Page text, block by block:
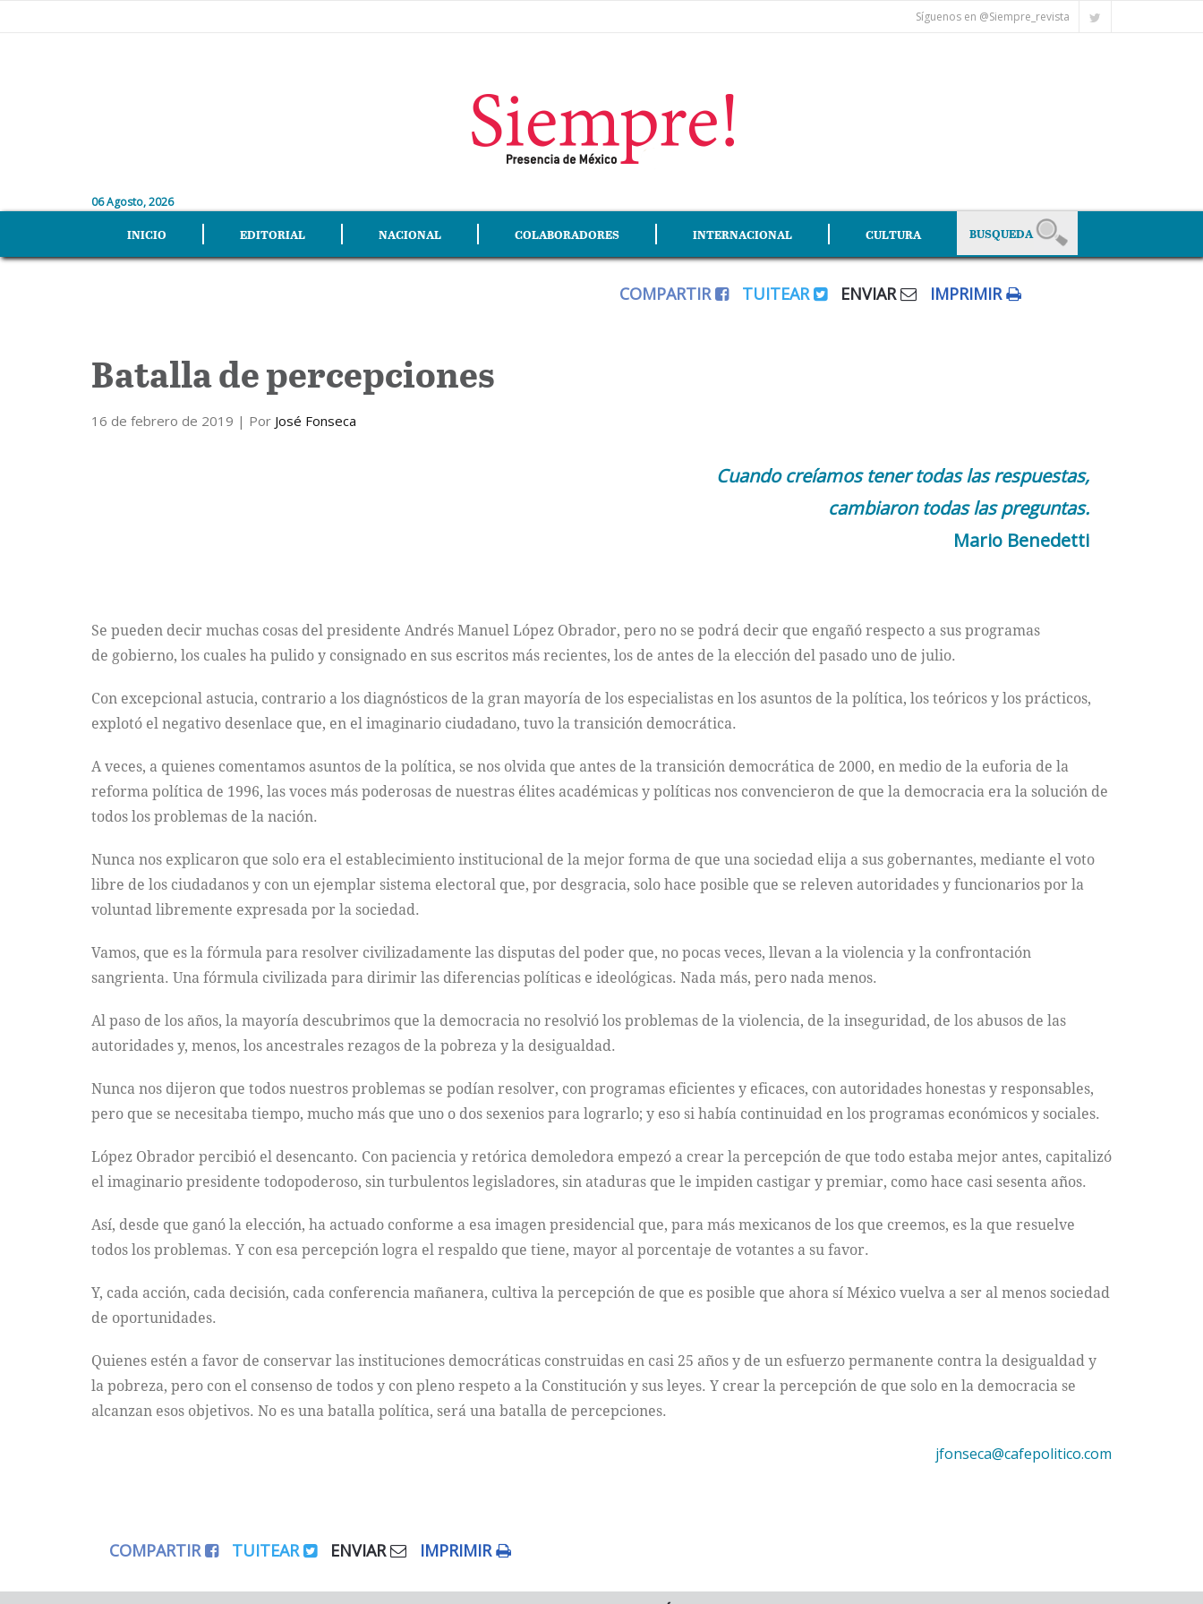
Síguenos en @Siempre_revista
06 Agosto, 2026
INICIO EDITORIAL NACIONAL COLABORADORES INTERNACIONAL CULTURA
COMPARTIR TUITEAR ENVIAR IMPRIMIR
Batalla de percepciones
16 de febrero de 2019 | Por José Fonseca
Cuando creíamos tener todas las respuestas,
cambiaron todas las preguntas.
Mario Benedetti
Se pueden decir muchas cosas del presidente Andrés Manuel López Obrador, pero no se podrá decir que engañó respecto a sus programas
de gobierno, los cuales ha pulido y consignado en sus escritos más recientes, los de antes de la elección del pasado uno de julio.
Con excepcional astucia, contrario a los diagnósticos de la gran mayoría de los especialistas en los asuntos de la política, los teóricos y los prácticos,
explotó el negativo desenlace que, en el imaginario ciudadano, tuvo la transición democrática.
A veces, a quienes comentamos asuntos de la política, se nos olvida que antes de la transición democrática de 2000, en medio de la euforia de la
reforma política de 1996, las voces más poderosas de nuestras élites académicas y políticas nos convencieron de que la democracia era la solución de
todos los problemas de la nación.
Nunca nos explicaron que solo era el establecimiento institucional de la mejor forma de que una sociedad elija a sus gobernantes, mediante el voto
libre de los ciudadanos y con un ejemplar sistema electoral que, por desgracia, solo hace posible que se releven autoridades y funcionarios por la
voluntad libremente expresada por la sociedad.
Vamos, que es la fórmula para resolver civilizadamente las disputas del poder que, no pocas veces, llevan a la violencia y la confrontación
sangrienta. Una fórmula civilizada para dirimir las diferencias políticas e ideológicas. Nada más, pero nada menos.
Al paso de los años, la mayoría descubrimos que la democracia no resolvió los problemas de la violencia, de la inseguridad, de los abusos de las
autoridades y, menos, los ancestrales rezagos de la pobreza y la desigualdad.
Nunca nos dijeron que todos nuestros problemas se podían resolver, con programas eficientes y eficaces, con autoridades honestas y responsables,
pero que se necesitaba tiempo, mucho más que uno o dos sexenios para lograrlo; y eso si había continuidad en los programas económicos y sociales.
López Obrador percibió el desencanto. Con paciencia y retórica demoledora empezó a crear la percepción de que todo estaba mejor antes, capitalizó
el imaginario presidente todopoderoso, sin turbulentos legisladores, sin ataduras que le impiden castigar y premiar, como hace casi sesenta años.
Así, desde que ganó la elección, ha actuado conforme a esa imagen presidencial que, para más mexicanos de los que creemos, es la que resuelve
todos los problemas. Y con esa percepción logra el respaldo que tiene, mayor al porcentaje de votantes a su favor.
Y, cada acción, cada decisión, cada conferencia mañanera, cultiva la percepción de que es posible que ahora sí México vuelva a ser al menos sociedad
de oportunidades.
Quienes estén a favor de conservar las instituciones democráticas construidas en casi 25 años y de un esfuerzo permanente contra la desigualdad y
la pobreza, pero con el consenso de todos y con pleno respeto a la Constitución y sus leyes. Y crear la percepción de que solo en la democracia se
alcanzan esos objetivos. No es una batalla política, será una batalla de percepciones.
jfonseca@cafepolitico.com
COMPARTIR TUITEAR ENVIAR IMPRIMIR